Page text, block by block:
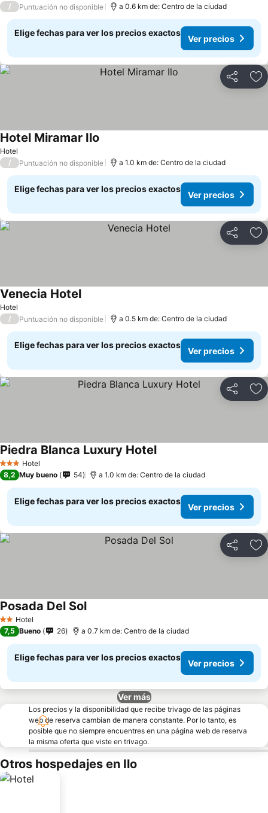
/ Puntuación no disponible a 0.6 km de: Centro de la ciudad
Elige fechas para ver los precios exactos
Ver precios
Compartir
Hotel
Hotel Miramar Ilo
/ Puntuación no disponible a 1.0 km de: Centro de la ciudad
Elige fechas para ver los precios exactos
Ver precios
Compartir
Hotel
Venecia Hotel
/ Puntuación no disponible a 0.5 km de: Centro de la ciudad
Elige fechas para ver los precios exactos
Ver precios
Compartir
3 Estrellas
Hotel
Piedra Blanca Luxury Hotel
8,2 Muy bueno 54 a 1.0 km de: Centro de la ciudad
Elige fechas para ver los precios exactos
Ver precios
Compartir
2 Estrellas
Hotel
Posada Del Sol
7,5 Bueno 26 a 0.7 km de: Centro de la ciudad
Elige fechas para ver los precios exactos
Ver precios
Ver más
Los precios y la disponibilidad que recibe trivago de las páginas
web de reserva cambian de manera constante. Por lo tanto, es
posible que no siempre encuentres en una página web de reserva
la misma oferta que viste en trivago.
Otros hospedajes en Ilo